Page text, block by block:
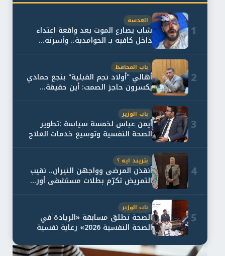
1
العدسة
شاب يصارع الموت بعد واقعة اعتداء
داخل كافيه بـ الحوامدية.. وأسرته...
2
باب المحافظ
أهالي "أولاد نجم القبلية" بنجع حمادي
يكسرون حاجز الصمت: أين حقيقة...
3
باب الوزير
أيمن عباس لخمسة سياسة :تطوير
الصحة النفسية وتوسيع خدمات العلاج
4
بتريند ايه ؟
أنقذن المرضى وواجهن النيران.. نقيب
التمريض تكرّم بطلات مستشفى أور...
5
باب الوزير
الصحة تطلق مسابقة «الريادة في
الصحة النفسية 2026» رعاية نفسية